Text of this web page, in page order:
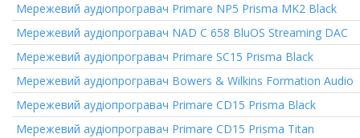
Мережевий аудіопрогравач Primare NP5 Prisma MK2 Black
Мережевий аудіопрогравач NAD C 658 BluOS Streaming DAC
Мережевий аудіопрогравач Primare SC15 Prisma Black
Мережевий аудіопрогравач Bowers & Wilkins Formation Audio
Мережевий аудіопрогравач Primare CD15 Prisma Black
Мережевий аудіопрогравач Primare CD15 Prisma Titan